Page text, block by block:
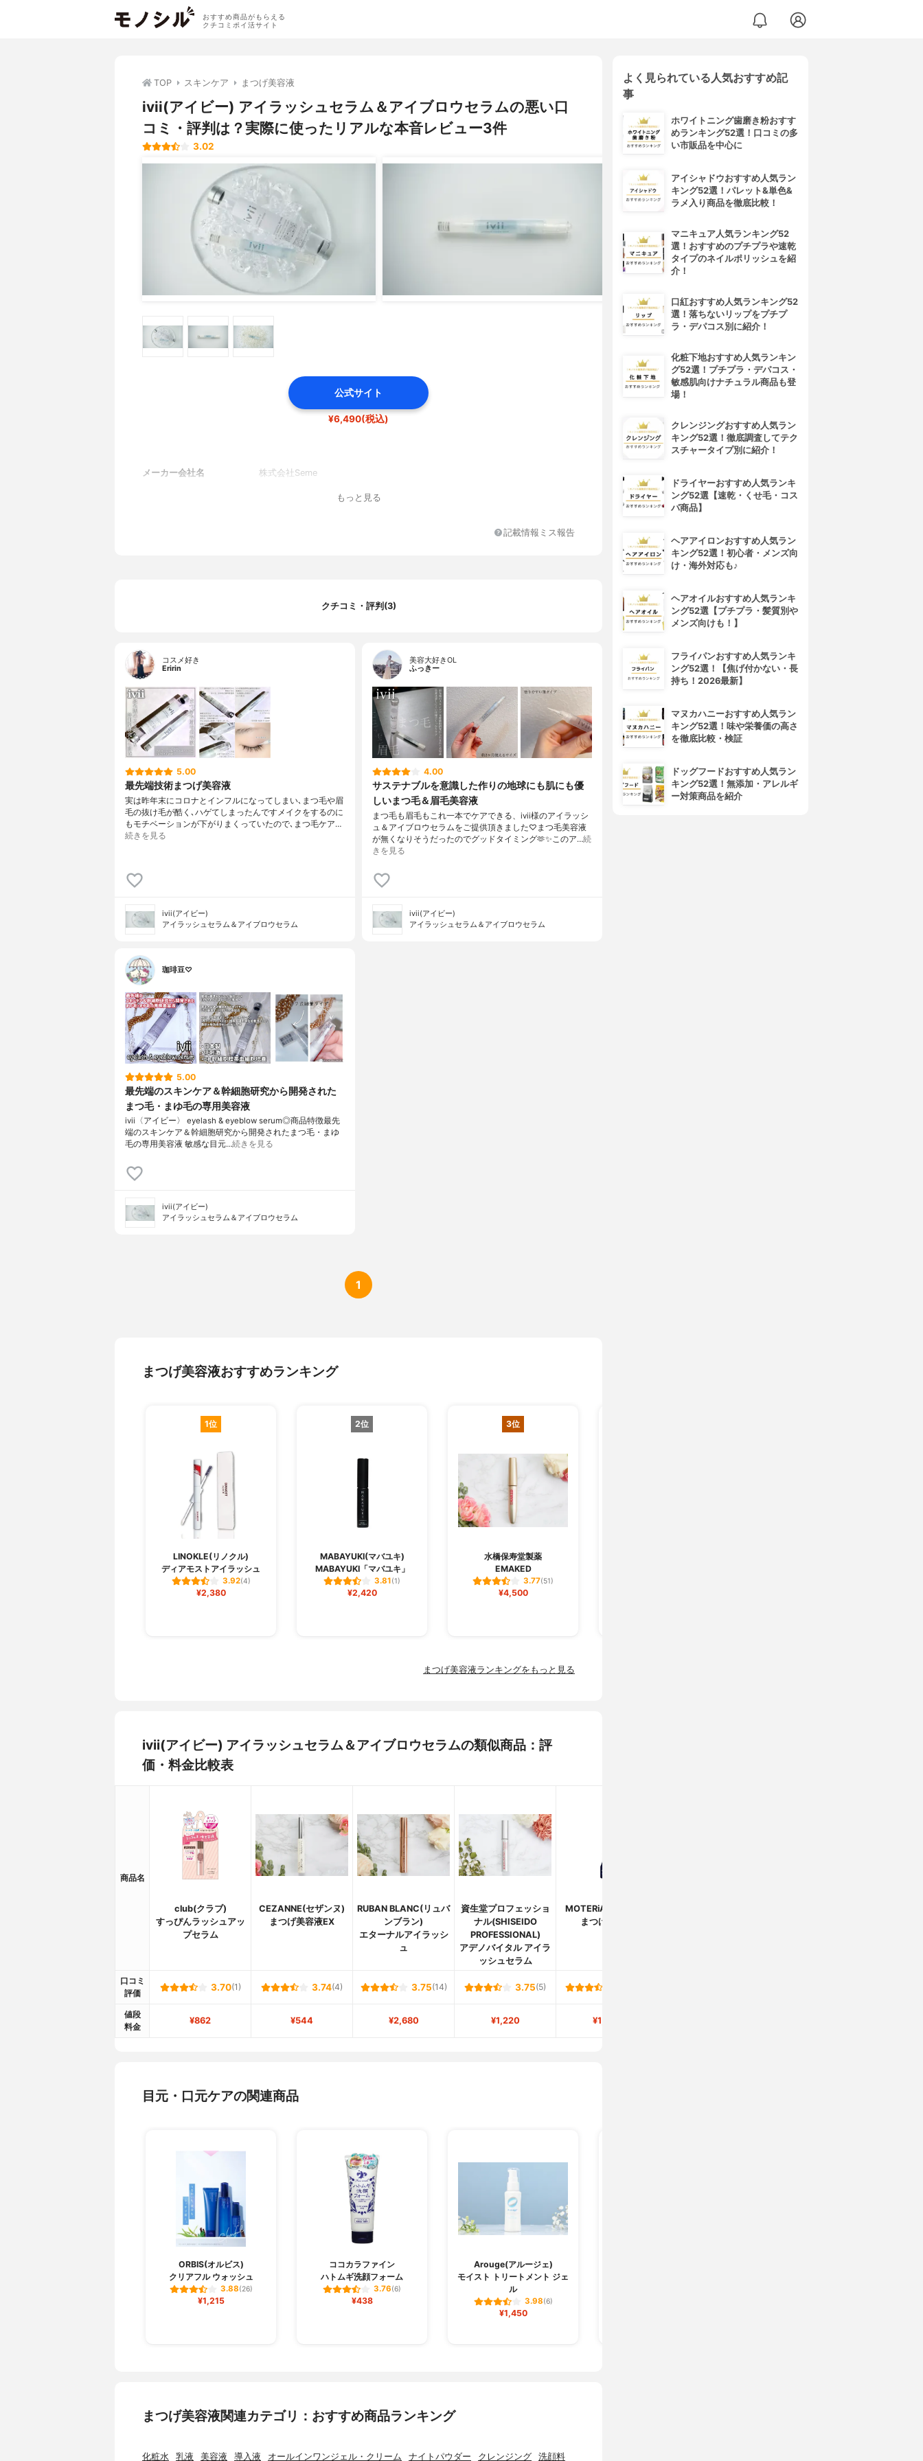
おすすめ商品がもらえる
クチコミポイ活サイト
TOP スキンケア まつげ美容液
ivii(アイビー) アイラッシュセラム＆アイブロウセラムの悪い口
コミ・評判は？実際に使ったリアルな本音レビュー3件
3.02
公式サイト
¥6,490(税込)
メーカー会社名 株式会社Seme
もっと見る
記載情報ミス報告
クチコミ・評判(3)
コスメ好き
Eririn
5.00
最先端技術まつげ美容液
実は昨年末にコロナとインフルになってしまい､まつ毛や眉
毛の抜け毛が酷く､ハゲてしまったんですメイクをするのに
もモチベーションが下がりまくっていたので､まつ毛ケア…
続きを見る
ivii(アイビー)
アイラッシュセラム＆アイブロウセラム
美容大好きOL
ふっきー
4.00
サステナブルを意識した作りの地球にも肌にも優
しいまつ毛＆眉毛美容液
まつ毛も眉毛もこれ一本でケアできる、ivii様のアイラッシ
ュ＆アイブロウセラムをご提供頂きました♡まつ毛美容液
が無くなりそうだったのでグッドタイミング🫶✨このア…続
きを見る
ivii(アイビー)
アイラッシュセラム＆アイブロウセラム
珈琲豆♡
5.00
最先端のスキンケア＆幹細胞研究から開発された
まつ毛・まゆ毛の専用美容液
ivii〈アイビー〉 eyelash & eyeblow serum◎商品特徴最先
端のスキンケア＆幹細胞研究から開発されたまつ毛・まゆ
毛の専用美容液 敏感な目元…続きを見る
ivii(アイビー)
アイラッシュセラム＆アイブロウセラム
1
まつげ美容液おすすめランキング
1位
LINOKLE(リノクル)
ディアモストアイラッシュ
3.92(4)
¥2,380
2位
MABAYUKI(マバユキ)
MABAYUKI「マバユキ」
3.81(1)
¥2,420
3位
水橋保寿堂製薬
EMAKED
3.77(51)
¥4,500
まつげ美容液ランキングをもっと見る
ivii(アイビー) アイラッシュセラム＆アイブロウセラムの類似商品：評
価・料金比較表
商品名
club(クラブ)
すっぴんラッシュアッ
プセラム
CEZANNE(セザンヌ)
まつげ美容液EX
RUBAN BLANC(リュバ
ンブラン)
エターナルアイラッシ
ュ
資生堂プロフェッショ
ナル(SHISEIDO
PROFESSIONAL)
アデノバイタル アイラ
ッシュセラム
MOTERiA(モテリア)
まつげ美容液
口コミ
評価
3.70(1) 3.74(4) 3.75(14) 3.75(5)
値段
料金
¥862 ¥544 ¥2,680 ¥1,220 ¥1,980
目元・口元ケアの関連商品
ORBIS(オルビス)
クリアフル ウォッシュ
3.88(26)
¥1,215
ココカラファイン
ハトムギ洗顔フォーム
3.76(6)
¥438
Arouge(アルージェ)
モイスト トリートメント ジェ
ル
3.98(6)
¥1,450
まつげ美容液関連カテゴリ：おすすめ商品ランキング
化粧水 乳液 美容液 導入液 オールインワンジェル・クリーム ナイトパウダー クレンジング 洗顔料
よく見られている人気おすすめ記
事
ホワイトニング歯磨き粉おすす
めランキング52選！口コミの多
い市販品を中心に
アイシャドウおすすめ人気ラン
キング52選！パレット&単色&
ラメ入り商品を徹底比較！
マニキュア人気ランキング52
選！おすすめのプチプラや速乾
タイプのネイルポリッシュを紹
介！
口紅おすすめ人気ランキング52
選！落ちないリップをプチプ
ラ・デパコス別に紹介！
化粧下地おすすめ人気ランキン
グ52選！プチプラ・デパコス・
敏感肌向けナチュラル商品も登
場！
クレンジングおすすめ人気ラン
キング52選！徹底調査してテク
スチャータイプ別に紹介！
ドライヤーおすすめ人気ランキ
ング52選【速乾・くせ毛・コス
パ商品】
ヘアアイロンおすすめ人気ラン
キング52選！初心者・メンズ向
け・海外対応も♪
ヘアオイルおすすめ人気ランキ
ング52選【プチプラ・髪質別や
メンズ向けも！】
フライパンおすすめ人気ランキ
ング52選！【焦げ付かない・長
持ち！2026最新】
マヌカハニーおすすめ人気ラン
キング52選！味や栄養価の高さ
を徹底比較・検証
ドッグフードおすすめ人気ラン
キング52選！無添加・アレルギ
ー対策商品を紹介